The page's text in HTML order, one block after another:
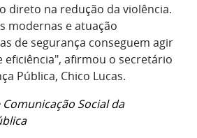
direto na redução da violência.
modernas e atuação
de segurança conseguem agir
eficiência", afirmou o secretário
Pública, Chico Lucas.
Social da